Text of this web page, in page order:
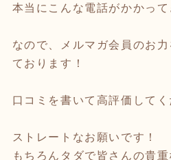
本当にこんな電話がかかって
なので、メルマガ会員のお
ております！
口コミを書いて高評価して
ストレートなお願いです！
もちろんタダで皆さんの貴